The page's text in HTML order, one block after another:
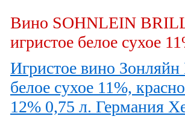
Вино SOHNLEIN
игристое белое сухое
Игристое вино Зонляйн
белое сухое 11%,
12% 0,75 л. Германия